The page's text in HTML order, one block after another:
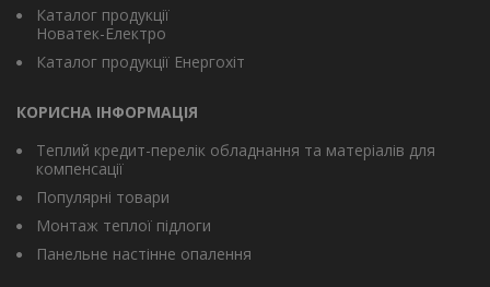
Каталог продукції
Новатек-Електро
Каталог продукції Енергохіт
КОРИСНА ІНФОРМАЦІЯ
Теплий кредит-перелік обладнання та матеріалів для
компенсації
Популярні товари
Монтаж теплої підлоги
Панельне настінне опалення